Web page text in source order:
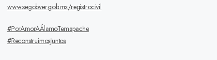
www.segobver.gob.mx/registrocivil
#PorAmorAÁlamoTemapache
#ReconstruimosJuntos